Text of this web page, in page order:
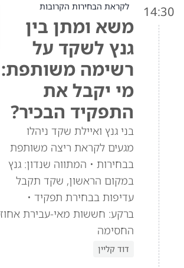
14:30 לקראת הבחירות הקרובות
משא ומתן בין
גנץ לשקד על
רשימה משותפת:
מי יקבל את
התפקיד הבכיר?
בני גנץ ואיילת שקד ניהלו
מגעים לקראת ריצה משותפת
בבחירות • המתווה שנדון: גנץ
במקום הראשון, שקד תקבל
עדיפות בבחירת תפקיד •
ברקע: חששות מאי-עבירת אחוז
החסימה
דוד קליין